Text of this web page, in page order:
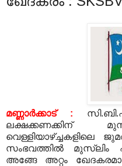
മണ്ണാര്‍ക്കാട് :
ലക്ഷക്കണക്കിന്
വെള്ളിയാഴ്ച്ചകളിലെ
സംഭവത്തില്‍ മുസ്‌ലിം
അങ്ങേ അറ്റം